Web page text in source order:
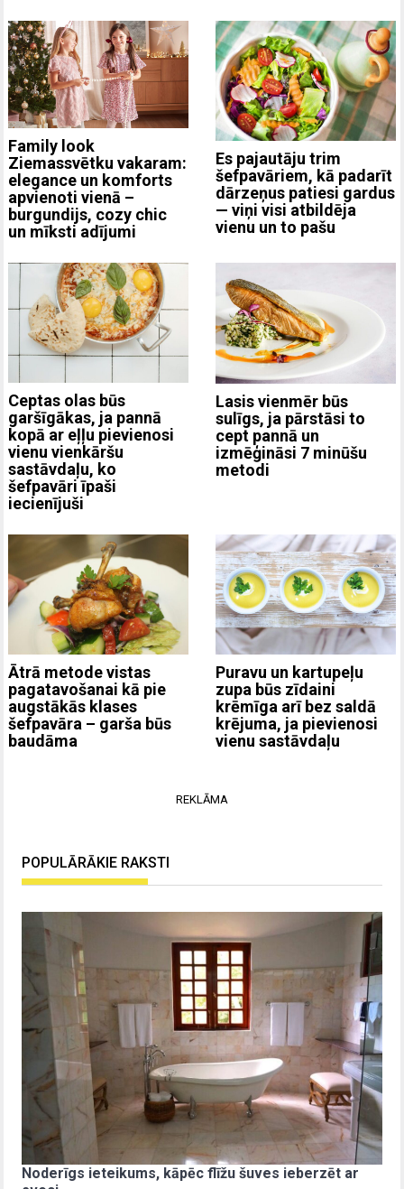
Family look
Ziemassvētku vakaram:
elegance un komforts
apvienoti vienā –
burgundijs, cozy chic
un mīksti adījumi
Es pajautāju trim
šefpavāriem, kā padarīt
dārzeņus patiesi gardus
— viņi visi atbildēja
vienu un to pašu
Ceptas olas būs
garšīgākas, ja pannā
kopā ar eļļu pievienosi
vienu vienkāršu
sastāvdaļu, ko
šefpavāri īpaši
iecienījuši
Lasis vienmēr būs
sulīgs, ja pārstāsi to
cept pannā un
izmēģināsi 7 minūšu
metodi
Ātrā metode vistas
pagatavošanai kā pie
augstākās klases
šefpavāra – garša būs
baudāma
Puravu un kartupeļu
zupa būs zīdaini
krēmīga arī bez saldā
krējuma, ja pievienosi
vienu sastāvdaļu
REKLĀMA
POPULĀRĀKIE RAKSTI
Noderīgs ieteikums, kāpēc flīžu šuves ieberzēt ar